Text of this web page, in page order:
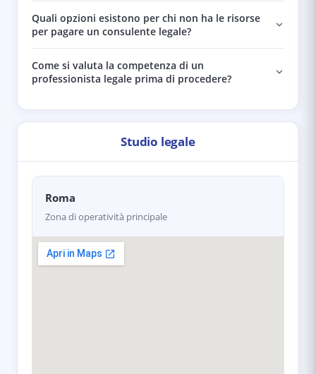
Quali opzioni esistono per chi non ha le risorse
per pagare un consulente legale?
Come si valuta la competenza di un
professionista legale prima di procedere?
Studio legale
Roma
Zona di operatività principale